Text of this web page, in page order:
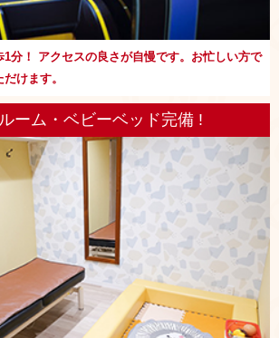
1分！ アクセスの良さが自慢です。お忙しい方で
けます。
ーム・ベビーベッド完備 !